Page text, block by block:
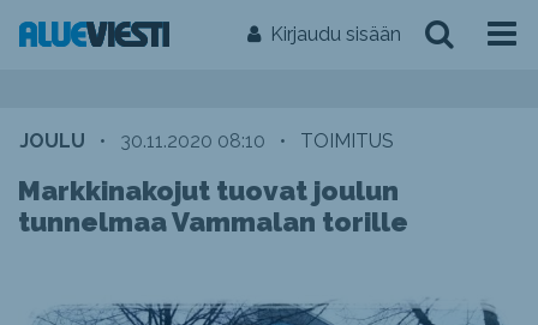
Kirjaudu sisään
JOULU • 30.11.2020 08:10 • TOIMITUS
Markkinakojut tuovat joulun
tunnelmaa Vammalan torille